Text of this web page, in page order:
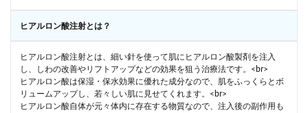
ヒアルロン酸注射とは？
ヒアルロン酸注射とは、細い針を使って肌にヒアルロン酸製剤を注入
し、しわの改善やリフトアップなどの効果を狙う治療法です。<br>
ヒアルロン酸は保湿・保水効果に優れた成分なので、肌をふっくらとボ
リュームアップし、若々しい肌に見せてくれます。<br>
ヒアルロン酸自体が元々体内に存在する物質なので、注入後の副作用も